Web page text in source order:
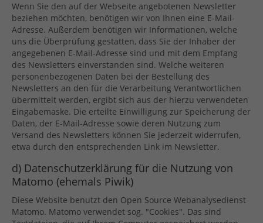
Wenn Sie den auf der Webseite angebotenen Newsletter
beziehen möchten, benötigen wir von Ihnen eine E-Mail-
Adresse. Außerdem benötigen wir Informationen, welche
uns die Überprüfung gestatten, dass Sie der Inhaber der
angegebenen E-Mail-Adresse sind und mit dem Empfang
des Newsletters einverstanden sind. Welche weiteren
personenbezogenen Daten bei der Bestellung des
Newsletters an den für die Verarbeitung Verantwortlichen
übermittelt werden, ergibt sich aus der hierzu verwendeten
Eingabemaske. Die erteilte Einwilligung zur Speicherung der
Daten, der E-Mail-Adresse sowie deren Nutzung zum
Versand des Newsletters können Sie jederzeit widerrufen,
etwa durch den entsprechenden Link im Newsletter.
d) Datenschutzerklärung für die Nutzung von
Matomo (ehemals Piwik)
Diese Website benutzt den Open Source Webanalysedienst
Matomo. Matomo verwendet sog. "Cookies". Das sind